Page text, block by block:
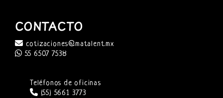
CONTACTO
cotizaciones@matalent.mx
55 6507 7538
Teléfonos de oficinas
(55) 5661 3773